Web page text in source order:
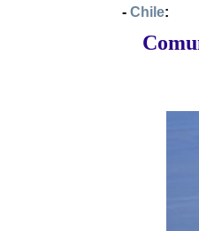
- Chile: